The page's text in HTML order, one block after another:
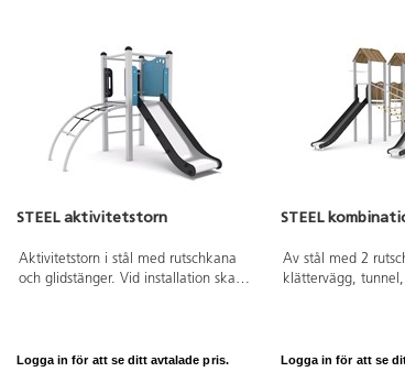
STEEL aktivitetstorn
Aktivitetstorn i stål med rutschkana
och glidstänger. Vid installation ska
Leverantörens artikelnummer Steel
Logga in för att se ditt avtalade pris.
STEEL
Av stål med 2
klättervägg,
medföljande
Logga in för att se